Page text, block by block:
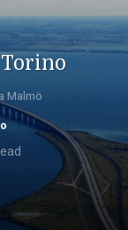
Malmö